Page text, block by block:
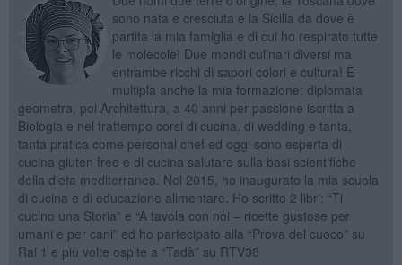
sono nata e cresciuta e la Sicilia da dove è
partita la mia famiglia e di cui ho respirato tutte
le molecole! Due mondi culinari diversi ma
entrambe ricchi di sapori colori e cultura! È
multipla anche la mia formazione: diplomata
geometra, poi Architettura, a 40 anni per passione iscritta a
Biologia e nel frattempo corsi di cucina, di wedding e tanta,
tanta pratica come personal chef ed oggi sono esperta di
cucina gluten free e di cucina salutare sulla basi scientifiche
della dieta mediterranea. Nel 2015, ho inaugurato la mia scuola
di cucina e di educazione alimentare. Ho scritto 2 libri: “Ti
cucino una Storia” e “A tavola con noi – ricette gustose per
umani e per cani” ed ho partecipato alla “Prova del cuoco” su
Rai 1 e più volte ospite a “Tadà” su RTV38